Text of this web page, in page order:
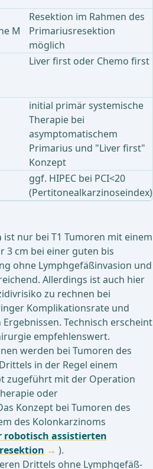
M
Resektion im Rahmen des
Primariusresektion
möglich
Liver first oder Chemo first
initial primär systemische
Therapie bei
asymptomatischem
Primarius und "Liver first"
Konzept
ggf. HIPEC bei PCI<20
(Pertitonealkarzinoseindex)
ist nur bei T1 Tumoren mit einem
3 cm bei einer guten bis
ohne Lymphgefäßinvasion und
Allerdings ist auch hier
zu rechnen bei
Komplikationsrate und
Technisch erscheint
empfehlenswert.
werden bei Tumoren des
in der Regel einem
zugeführt mit der Operation
oder
Konzept bei Tumoren des
des Kolonkarzinoms
robotisch assistierten
).
Drittels ohne Lymphgefäß-